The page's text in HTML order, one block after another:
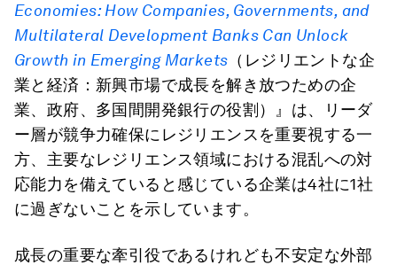
Economies:How Companies, Governments, and
Multilateral Development Banks Can Unlock
Growth in Emerging Markets （レジリエントな企
業と経済：新興市場で成長を解き放つための企
業、政府、多国間開発銀行の役割）』は、リーダ
ー層が競争力確保にレジリエンスを重要視する一
方、主要なレジリエンス領域における混乱への対
応能力を備えていると感じている企業は4社に1社
に過ぎないことを示しています。
成長の重要な牽引役であるけれども不安定な外部